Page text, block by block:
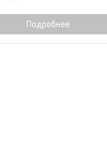
Подробнее